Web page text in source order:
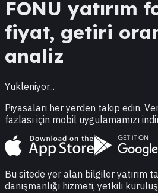
FONU yatırım
fiyat, getiri
analiz
Yukleniyor...
Piyasaları her yerden takip edin.
fazlası için mobil uygulamamızı
Bu sitede yer alan bilgiler yatırım
danışmanlığı hizmeti, yetkili